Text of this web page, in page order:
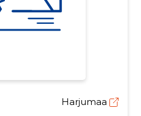
Harjumaa